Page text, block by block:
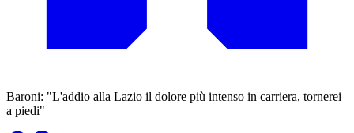
Baroni: "L'addio alla Lazio il dolore più intenso in carriera, tornerei
a piedi"